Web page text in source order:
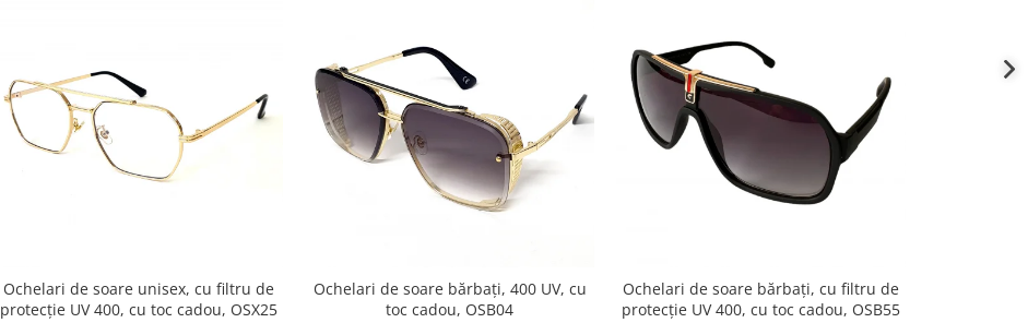
Ochelari de soare unisex, cu filtru de
protecție UV 400, cu toc cadou, OSX25
Ochelari de soare bărbați, 400 UV, cu
toc cadou, OSB04
Ochelari de soare bărbați, cu filtru de
protecție UV 400, cu toc cadou, OSB55